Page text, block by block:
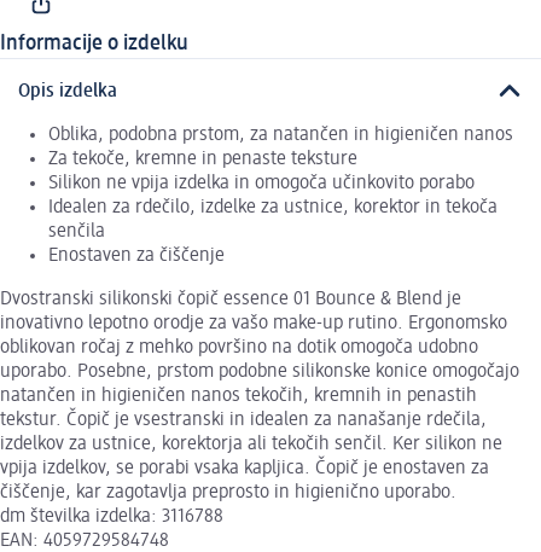
Informacije o izdelku
Opis izdelka
Oblika, podobna prstom, za natančen in higieničen nanos
Za tekoče, kremne in penaste teksture
Silikon ne vpija izdelka in omogoča učinkovito porabo
Idealen za rdečilo, izdelke za ustnice, korektor in tekoča
senčila
Enostaven za čiščenje
Dvostranski silikonski čopič essence 01 Bounce & Blend je
inovativno lepotno orodje za vašo make-up rutino. Ergonomsko
oblikovan ročaj z mehko površino na dotik omogoča udobno
uporabo. Posebne, prstom podobne silikonske konice omogočajo
natančen in higieničen nanos tekočih, kremnih in penastih
tekstur. Čopič je vsestranski in idealen za nanašanje rdečila,
izdelkov za ustnice, korektorja ali tekočih senčil. Ker silikon ne
vpija izdelkov, se porabi vsaka kapljica. Čopič je enostaven za
čiščenje, kar zagotavlja preprosto in higienično uporabo.
dm številka izdelka: 3116788
EAN: 4059729584748